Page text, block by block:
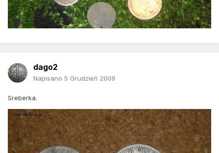
dago2
Napisano 5 Grudzień 2009
Sreberka.